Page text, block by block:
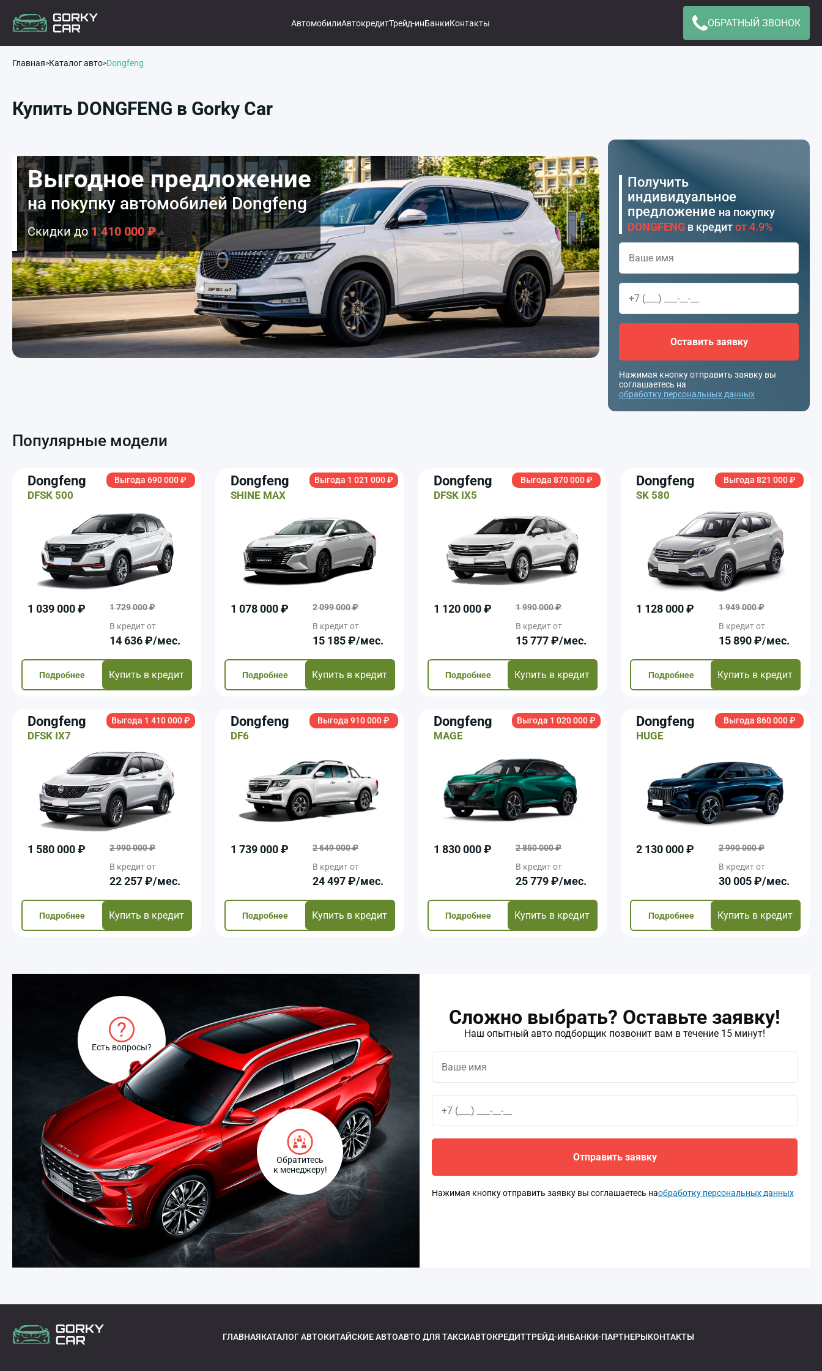
АвтомобилиАвтокредитТрейд-инБанкиКонтакты ОБРАТНЫЙ ЗВОНОК
Главная Каталог авто Dongfeng
Купить DONGFENG в Gorky Car
Выгодное предложение
на покупку автомобилейDongfeng
Скидки до 1 410 000 ₽
Получить
индивидуальное
предложение на покупку
DONGFENG в кредитот 4.9%
Оставить заявку
Нажимая кнопку отправить заявку вы
соглашаетесь на
обработку персональных данных
Популярные модели
Выгода 690 000 ₽
Dongfeng
DFSK 500
1 039 000 ₽
1 729 000 ₽
В кредит от
14 636 ₽/мec.
Подробнее Купить в кредит
Выгода 1 021 000 ₽
Dongfeng
SHINE MAX
1 078 000 ₽
2 099 000 ₽
В кредит от
15 185 ₽/мec.
Подробнее Купить в кредит
Выгода 870 000 ₽
Dongfeng
DFSK IX5
1 120 000 ₽
1 990 000 ₽
В кредит от
15 777 ₽/мec.
Подробнее Купить в кредит
Выгода 821 000 ₽
Dongfeng
SK 580
1 128 000 ₽
1 949 000 ₽
В кредит от
15 890 ₽/мec.
Подробнее Купить в кредит
Выгода 1 410 000 ₽
Dongfeng
DFSK IX7
1 580 000 ₽
2 990 000 ₽
В кредит от
22 257 ₽/мec.
Подробнее Купить в кредит
Выгода 910 000 ₽
Dongfeng
DF6
1 739 000 ₽
2 649 000 ₽
В кредит от
24 497 ₽/мec.
Подробнее Купить в кредит
Выгода 1 020 000 ₽
Dongfeng
MAGE
1 830 000 ₽
2 850 000 ₽
В кредит от
25 779 ₽/мec.
Подробнее Купить в кредит
Выгода 860 000 ₽
Dongfeng
HUGE
2 130 000 ₽
2 990 000 ₽
В кредит от
30 005 ₽/мec.
Подробнее Купить в кредит
Есть вопросы?
Обратитесь
к менеджеру!
Сложно выбрать? Оставьте заявку!
Наш опытный авто подборщик позвонит вам в течение 15 минут!
Отправить заявку
Нажимая кнопку отправить заявку вы соглашаетесь наобработку персональных данных
ГЛАВНАЯКАТАЛОГ АВТОКИТАЙСКИЕ АВТОАВТО ДЛЯ ТАКСИАВТОКРЕДИТТРЕЙД-ИНБАНКИ-ПАРТНЕРЫКОНТАКТЫ